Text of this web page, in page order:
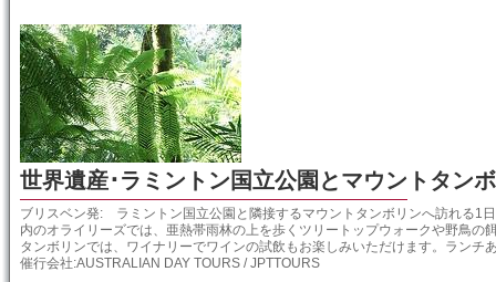
世界遺産･ラミントン国立公園とマウントタン
ブリスベン発: ラミントン国立公園と隣接するマウントタンボリンへ訪れる1
内のオライリーズでは、亜熱帯雨林の上を歩くツリートップウォークや野鳥の
タンボリンでは、ワイナリーでワインの試飲もお楽しみいただけます。ランチ
催行会社:AUSTRALIAN DAY TOURS / JPTTOURS